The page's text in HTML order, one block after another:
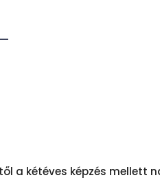
a kétéves képzés mellett